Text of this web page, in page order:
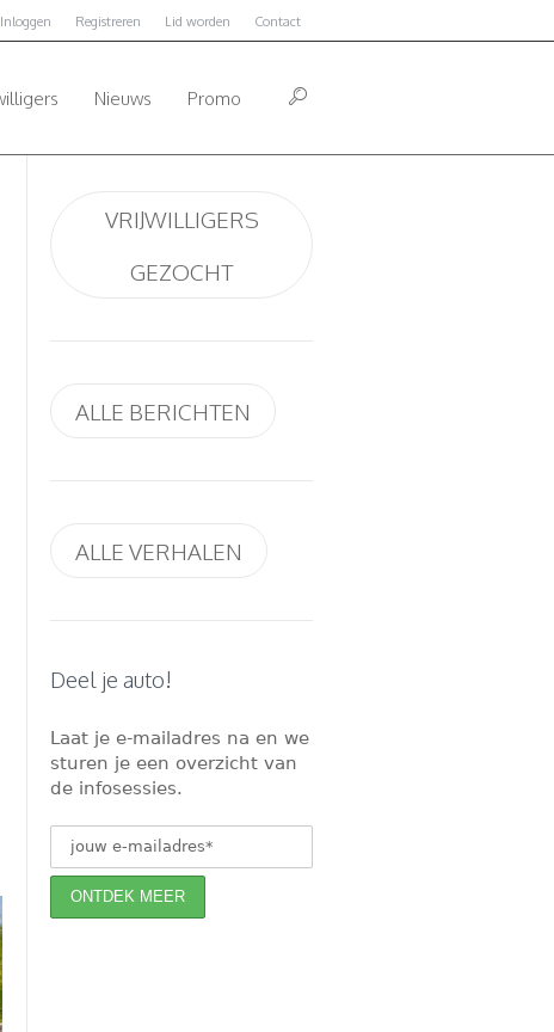
Inloggen Registreren Lid worden Contact
Nieuws Promo
VRIJWILLIGERS
GEZOCHT
ALLE BERICHTEN
ALLE VERHALEN
Deel je auto!
Laat je e-mailadres na en we
sturen je een overzicht van
de infosessies.